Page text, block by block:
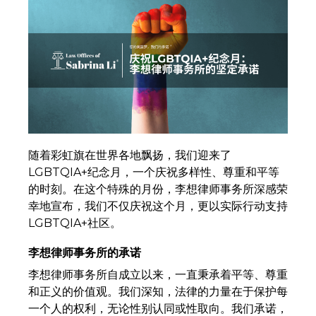
随着彩虹旗在世界各地飘扬，我们迎来了
LGBTQIA+纪念月，一个庆祝多样性、尊重和平等
的时刻。在这个特殊的月份，李想律师事务所深感荣
幸地宣布，我们不仅庆祝这个月，更以实际行动支持
LGBTQIA+社区。
李想律师事务所的承诺
李想律师事务所自成立以来，一直秉承着平等、尊重
和正义的价值观。我们深知，法律的力量在于保护每
一个人的权利，无论性别认同或性取向。我们承诺，